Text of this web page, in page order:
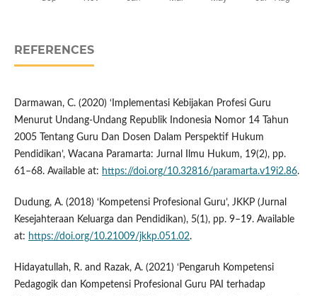
REFERENCES
Darmawan, C. (2020) ‘Implementasi Kebijakan Profesi Guru
Menurut Undang-Undang Republik Indonesia Nomor 14 Tahun
2005 Tentang Guru Dan Dosen Dalam Perspektif Hukum
Pendidikan’, Wacana Paramarta: Jurnal Ilmu Hukum, 19(2), pp.
61–68. Available at: https://doi.org/10.32816/paramarta.v19i2.86.
Dudung, A. (2018) ‘Kompetensi Profesional Guru’, JKKP (Jurnal
Kesejahteraan Keluarga dan Pendidikan), 5(1), pp. 9–19. Available
at: https://doi.org/10.21009/jkkp.051.02.
Hidayatullah, R. and Razak, A. (2021) ‘Pengaruh Kompetensi
Pedagogik dan Kompetensi Profesional Guru PAI terhadap